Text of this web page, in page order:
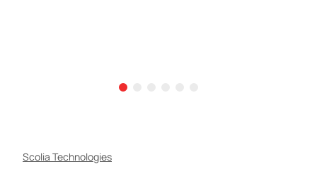
Scolia Technologies